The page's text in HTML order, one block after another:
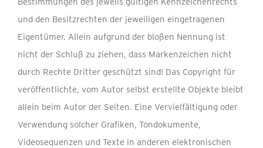
und den Besitzrechten der jeweiligen eingetragenen
Eigentümer. Allein aufgrund der bloßen Nennung ist
nicht der Schluß zu ziehen, dass Markenzeichen nicht
durch Rechte Dritter geschützt sind! Das Copyright für
veröffentlichte, vom Autor selbst erstellte Objekte bleibt
allein beim Autor der Seiten. Eine Vervielfältigung oder
Verwendung solcher Grafiken, Tondokumente,
Videosequenzen und Texte in anderen elektronischen